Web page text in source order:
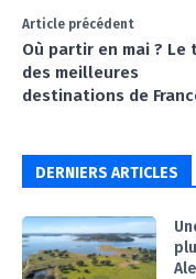
Article précédent
Où partir en mai ? Le
des meilleures
destinations de
DERNIERS ARTICLES